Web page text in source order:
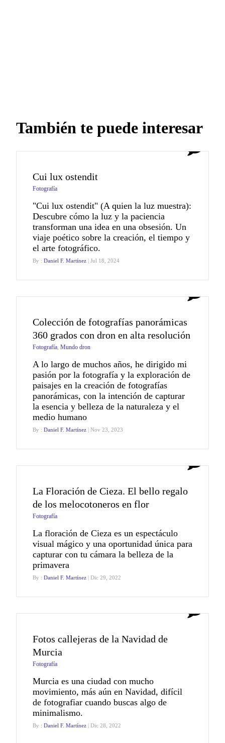
También te puede interesar
Cui lux ostendit
Fotografía
"Cui lux ostendit" (A quien la luz muestra):
Descubre cómo la luz y la paciencia
transforman una idea en una obsesión. Un
viaje poético sobre la creación, el tiempo y
el arte fotográfico.
By : Daniel F. Martínez | Jul 18, 2024
Colección de fotografías panorámicas
360 grados con dron en alta resolución
Fotografía, Mundo dron
A lo largo de muchos años, he dirigido mi
pasión por la fotografía y la exploración de
paisajes en la creación de fotografías
panorámicas, con la intención de capturar
la esencia y belleza de la naturaleza y el
medio humano
By : Daniel F. Martínez | Nov 23, 2023
La Floración de Cieza. El bello regalo
de los melocotoneros en flor
Fotografía
La floración de Cieza es un espectáculo
visual mágico y una oportunidad única para
capturar con tu cámara la belleza de la
primavera
By : Daniel F. Martínez | Dic 29, 2022
Fotos callejeras de la Navidad de
Murcia
Fotografía
Murcia es una ciudad con mucho
movimiento, más aún en Navidad, difícil
de fotografiar cuando buscas algo de
minimalismo.
By : Daniel F. Martínez | Dic 28, 2022